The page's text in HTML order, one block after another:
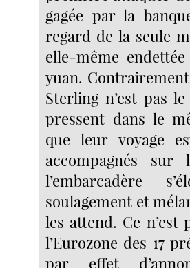
gagée par la
regard de la seule
elle-même
yuan.
Sterling n’est pas
pressent dans le
que leur voyage
accompagnés
l’embarcadère
soulagement et
les attend. Ce n’est
l’Eurozone des 17
par effet